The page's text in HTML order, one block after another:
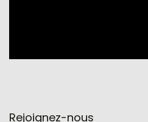
Rejoignez-nous